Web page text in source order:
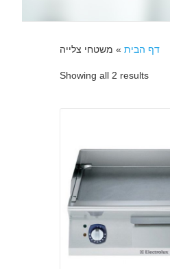
דף הבית » משטחי צלייה
Showing all 2 results